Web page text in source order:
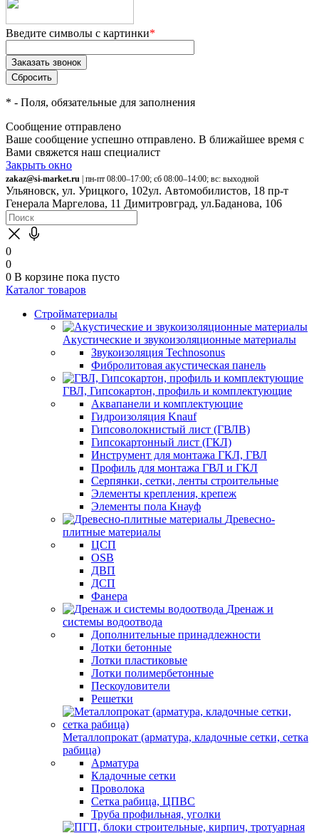
Введите символы с картинки*
* - Поля, обязательные для заполнения
Сообщение отправлено
Ваше сообщение успешно отправлено. В ближайшее время с
Вами свяжется наш специалист
Закрыть окно
zakaz@si-market.ru | пн-пт 08:00–17:00; сб 08:00–14:00; вс: выходной
Ульяновск, ул. Урицкого, 102ул. Автомобилистов, 18 пр-т
Генерала Маргелова, 11 Димитровград, ул.Баданова, 106
0
0
0 В корзине пока пусто
Каталог товаров
Стройматериалы
Акустические и звукоизоляционные материалы
Звукоизоляция Technosonus
Фибролитовая акустическая панель
ГВЛ, Гипсокартон, профиль и комплектующие
Аквапанели и комплектующие
Гидроизоляция Knauf
Гипсоволокнистый лист (ГВЛВ)
Гипсокартонный лист (ГКЛ)
Инструмент для монтажа ГКЛ, ГВЛ
Профиль для монтажа ГВЛ и ГКЛ
Серпянки, сетки, ленты строительные
Элементы крепления, крепеж
Элементы пола Кнауф
Древесно-
плитные материалы
ЦСП
OSB
ДВП
ДСП
Фанера
Дренаж и
системы водоотвода
Дополнительные принадлежности
Лотки бетонные
Лотки пластиковые
Лотки полимербетонные
Пескоуловители
Решетки
Металлопрокат (арматура, кладочные сетки, сетка
рабица)
Арматура
Кладочные сетки
Проволока
Сетка рабица, ЦПВС
Труба профильная, уголки